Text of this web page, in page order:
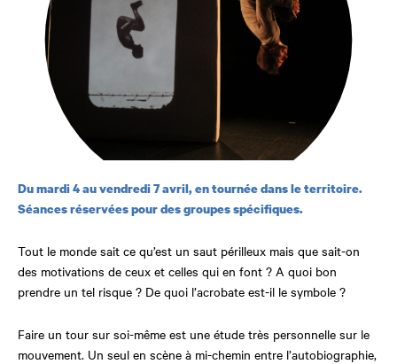
Du mardi 4 au vendredi 7 avril, en tournée dans le territoire.
Séances réservées pour des groupes spécifiques.
Tout le monde sait ce qu’est un saut périlleux mais que sait-on
des motivations de ceux et celles qui en font ? A quoi bon
prendre un tel risque ? De quoi l’acrobate est-il le symbole ?
Faire un tour sur soi-même est une étude très personnelle sur le
mouvement. Un seul en scène à mi-chemin entre l’autobiographie,